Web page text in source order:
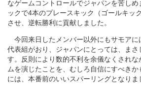
なゲームコントロールでジャパンを苦し
ックで4本のプレースキック（ゴールキッ
させ、逆転勝利に貢献しました。
今回来日したメンバー以外にもサモアに
代表組がおり、ジャパンにとっては、ま
す。反則により数的不利を余儀なくされ
ムを演じたことを、むしろ自信にすべき
には、本番前のいいスパーリングとなりま